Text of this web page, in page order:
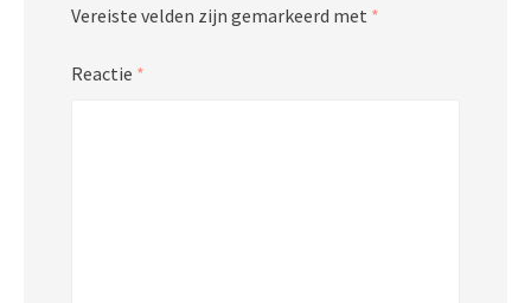
Vereiste velden zijn gemarkeerd met *
Reactie *